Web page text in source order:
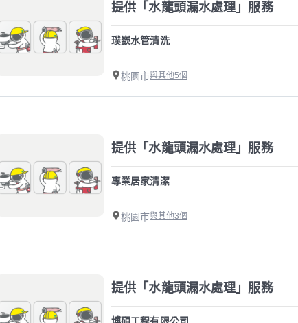
提供「水龍頭漏水處理」服務
璞嶔水管清洗
桃園市與其他5個
提供「水龍頭漏水處理」服務
專業居家清潔
桃園市與其他3個
提供「水龍頭漏水處理」服務